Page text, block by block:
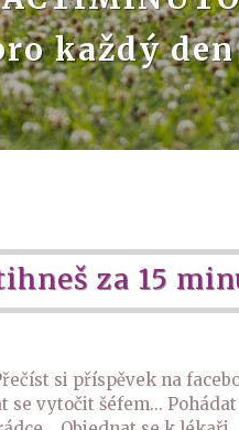
každý den
za 15
si příspěvek na
se vytočit šéfem...